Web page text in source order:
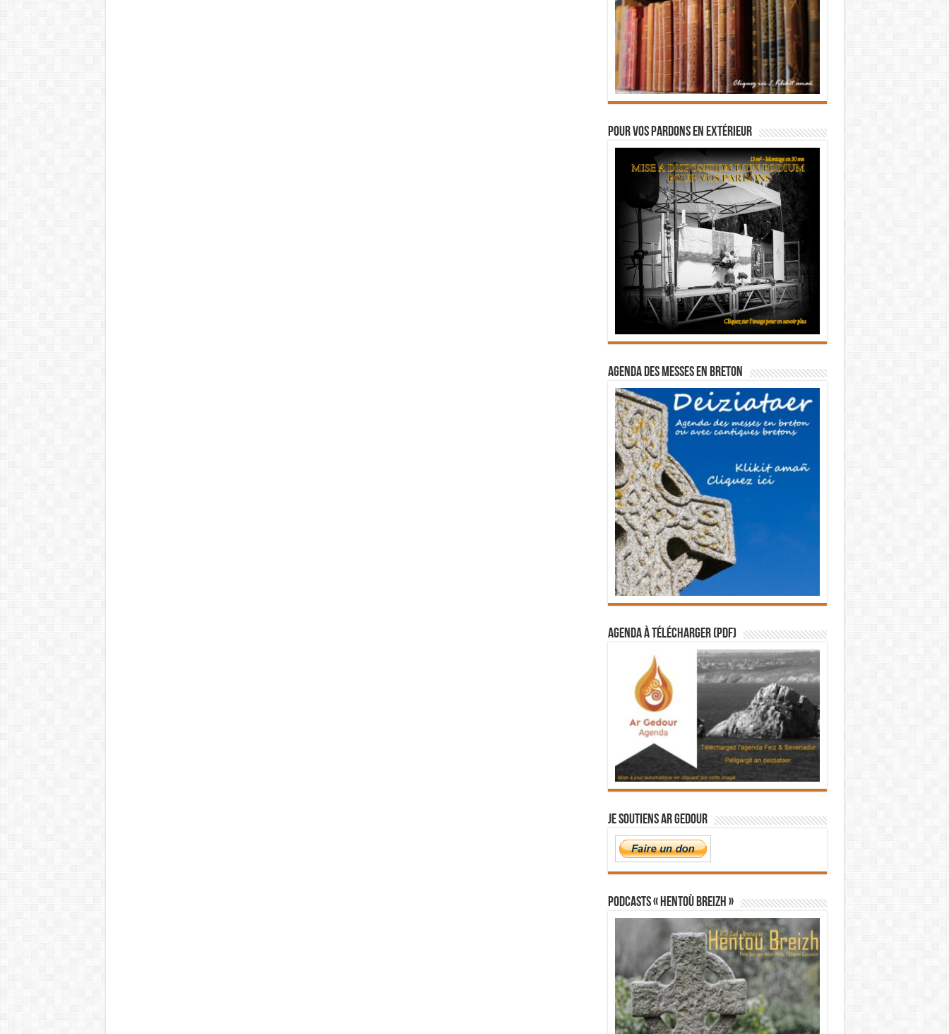
Pour vos pardons en extérieur
Agenda des messes en breton
Agenda à télécharger (PDF)
Je soutiens Ar Gedour
PODCASTS « Hentoù Breizh »